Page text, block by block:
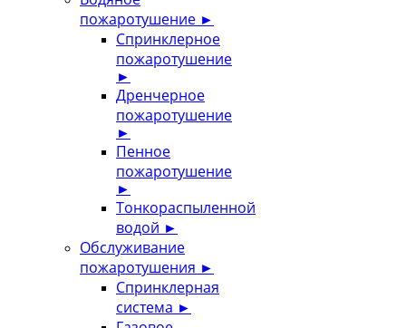
пожаротушение ►
Спринклерное
пожаротушение
►
Дренчерное
пожаротушение
►
Пенное
пожаротушение
►
Тонкораспыленной
водой ►
Обслуживание
пожаротушения ►
Спринклерная
система ►